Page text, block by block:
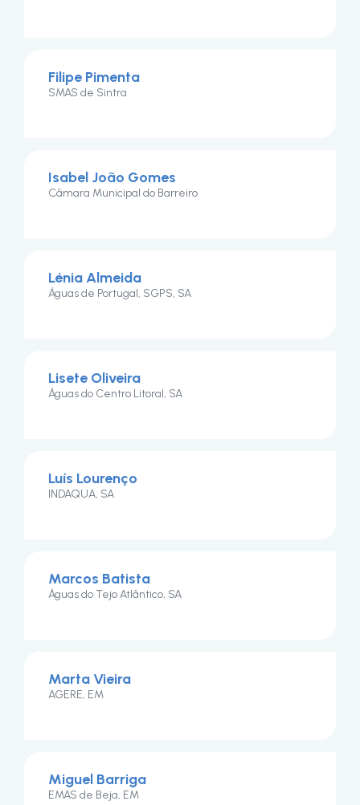
Filipe Pimenta
SMAS de Sintra
Isabel João Gomes
Câmara Municipal do Barreiro
Lénia Almeida
Águas de Portugal, SGPS, SA
Lisete Oliveira
Águas do Centro Litoral, SA
Luís Lourenço
INDAQUA, SA
Marcos Batista
Águas do Tejo Atlântico, SA
Marta Vieira
AGERE, EM
Miguel Barriga
EMAS de Beja, EM